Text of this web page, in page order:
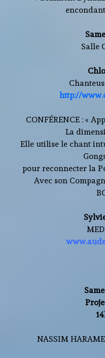
Salle
http://
CONFÉRENCE : «
La
Elle utilise le chant
pour reconnecter la
Avec son
NASSIM